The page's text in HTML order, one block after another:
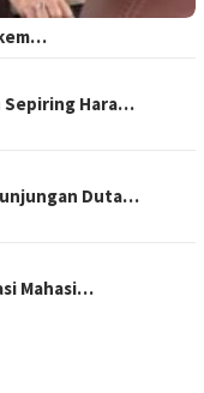
Sepiring Hara…
Duta…
Mahasi…